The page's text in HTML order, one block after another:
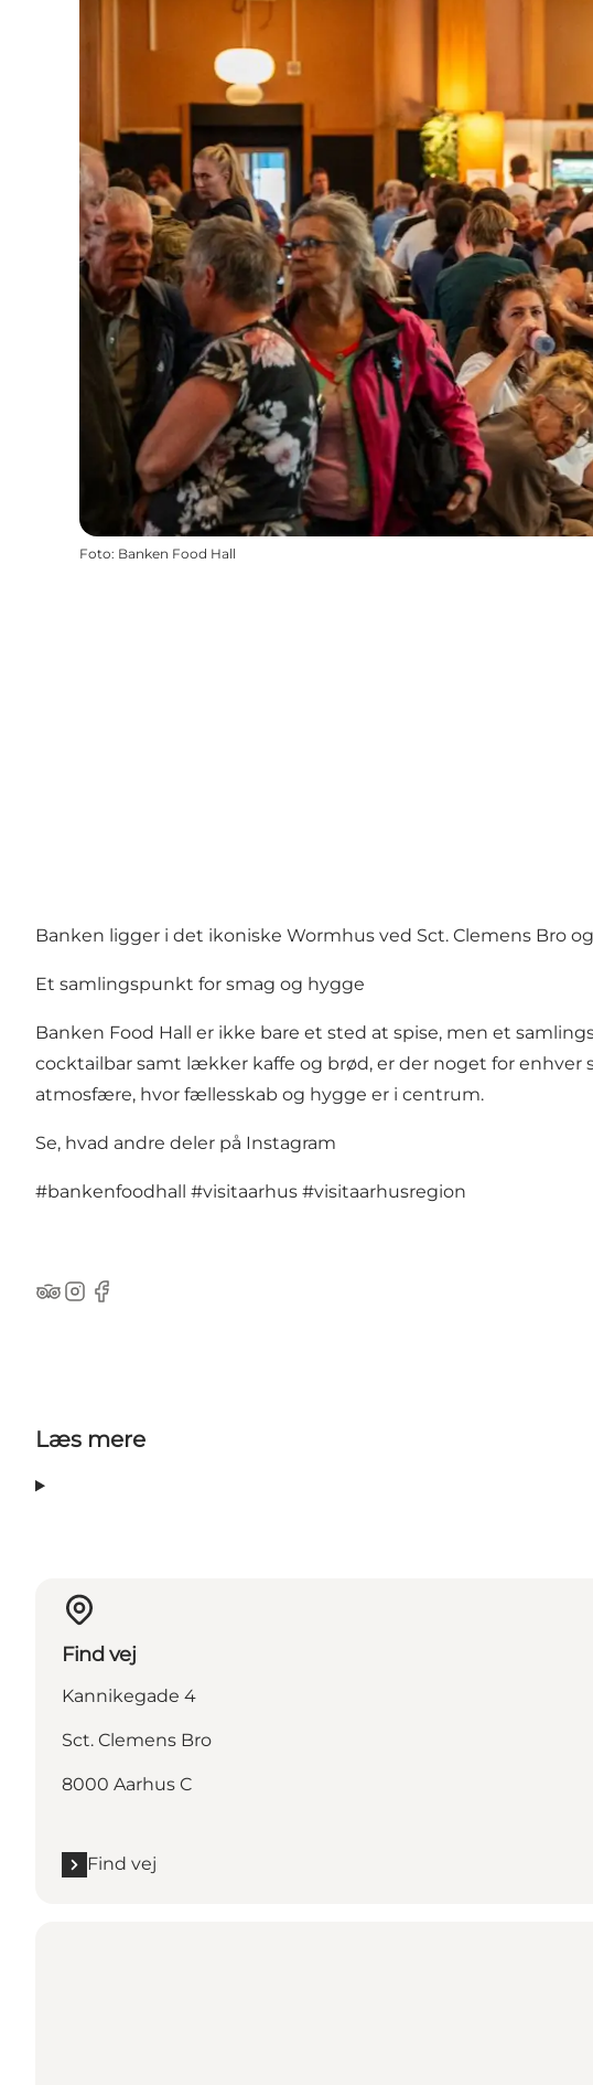
Foto: Banken Food Hall
Banken ligger i det ikoniske Wormhus ved Sct. Clemens Bro
Et samlingspunkt for smag og hygge
Banken Food Hall er ikke bare et sted at spise, men et
cocktailbar samt lækker kaffe og brød, er der noget for enhver
atmosfære, hvor fællesskab og hygge er i centrum.
Se, hvad andre deler på Instagram
#bankenfoodhall #visitaarhus #visitaarhusregion
TripAdvisor
Instagram
Facebook
Læs mere
Find vej
Kannikegade 4
Sct. Clemens Bro
8000 Aarhus C
Find vej